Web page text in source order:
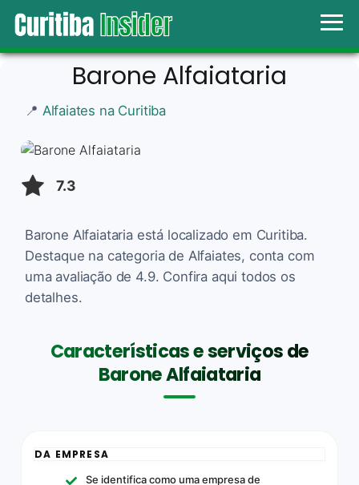
Barone Alfaiataria
📍 Alfaiates na Curitiba
7.3
Barone Alfaiataria está localizado em Curitiba.
Destaque na categoria de Alfaiates, conta com
uma avaliação de 4.9. Confira aqui todos os
detalhes.
Características e serviços de
Barone Alfaiataria
DA EMPRESA
Se identifica como uma empresa de